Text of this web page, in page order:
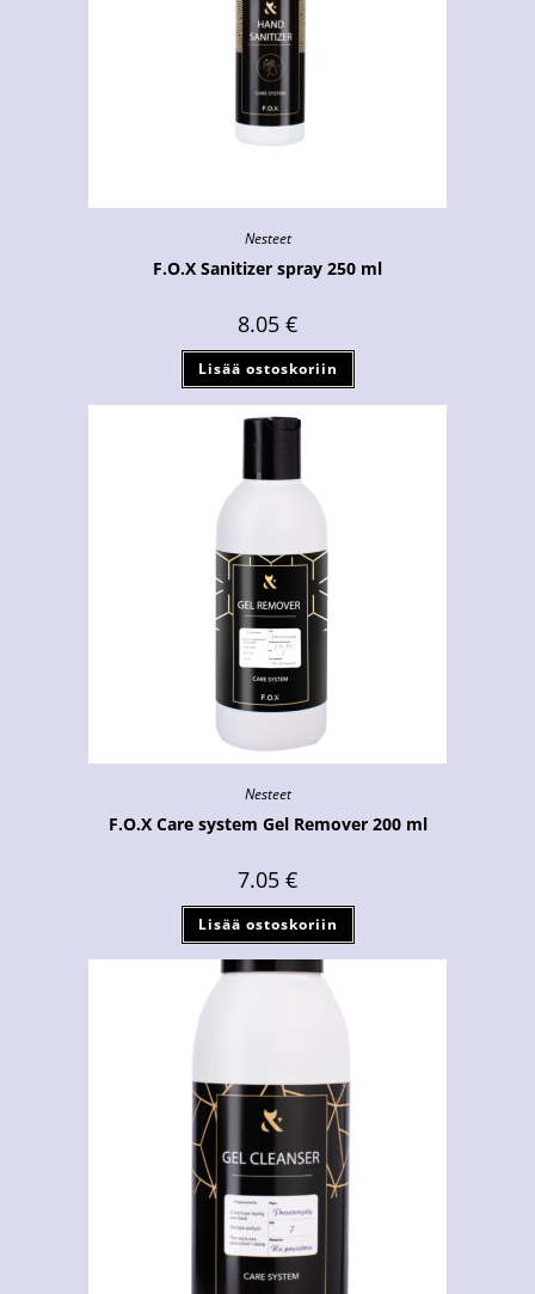
Nesteet
F.O.X Sanitizer spray 250 ml
8.05 €
Lisää ostoskoriin
Nesteet
F.O.X Care system Gel Remover 200 ml
7.05 €
Lisää ostoskoriin